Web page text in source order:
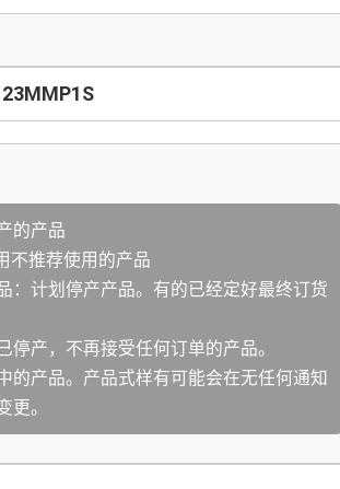
的产品
不推荐使用的产品
：计划停产产品。有的已经定好最终订货
停产，不再接受任何订单的产品。
的产品。产品式样有可能会在无任何通知
更。